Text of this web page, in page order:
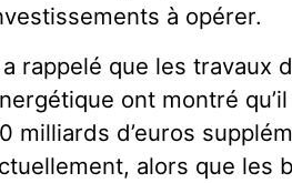
à opérer.
rappelé que les travaux
ont montré
milliards d’euros
alors que les